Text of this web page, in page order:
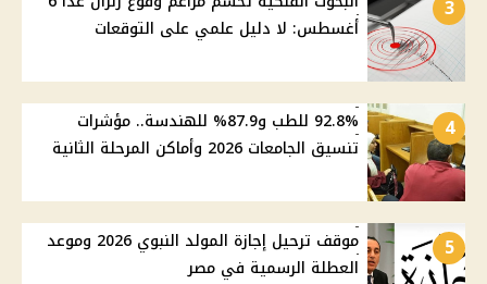
3
أغسطس: لا دليل علمي على التوقعات
4
92.8% للطب و87.9% للهندسة.. مؤشرات
تنسيق الجامعات 2026 وأماكن المرحلة الثانية
5
موقف ترحيل إجازة المولد النبوي 2026 وموعد
العطلة الرسمية في مصر